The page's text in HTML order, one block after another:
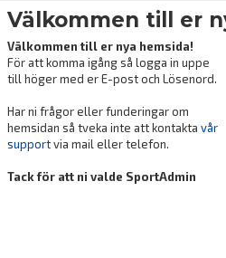
BILDGALLERI
DOKUMENT
KONTAKT
Välkommen till er
Välkommen till er nya hemsida!
För att komma igång så logga in uppe
till höger med er E-post och Lösenord.
Har ni frågor eller funderingar om
hemsidan så tveka inte att kontakta vår
supportvia mail eller telefon.
Tack för att ni valde SportAdmin